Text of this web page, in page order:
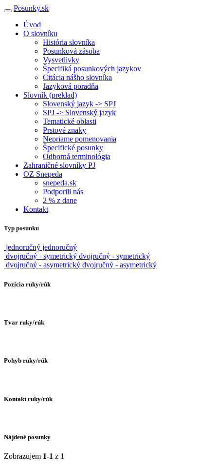
Posunky.sk
Úvod
O slovníku
História slovníka
Posunková zásoba
Vysvetlivky
Špecifiká posunkových jazykov
Citácia nášho slovníka
Jazyková poradňa
Slovník (preklad)
Slovenský jazyk -> SPJ
SPJ -> Slovenský jazyk
Tematické oblasti
Prstové znaky
Nepriame pomenovania
Špecifické posunky
Odborná terminológia
Zahraničné slovníky PJ
OZ Snepeda
snepeda.sk
Podporili nás
2 % z dane
Kontakt
Typ posunku
jednoručný jednoručný
dvojručný - symetrický dvojručný - symetrický
dvojručný - asymetrický dvojručný - asymetrický
Pozícia ruky/rúk
Tvar ruky/rúk
Pohyb ruky/rúk
Kontakt ruky/rúk
Nájdené posunky
Zobrazujem 1-1 z 1